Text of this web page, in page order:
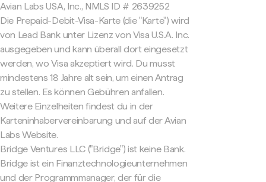
Avian Labs USA, Inc., NMLS ID # 2639252
Die Prepaid-Debit-Visa-Karte (die "Karte") wird
von Lead Bank unter Lizenz von Visa U.S.A. Inc.
ausgegeben und kann überall dort eingesetzt
werden, wo Visa akzeptiert wird. Du musst
mindestens 18 Jahre alt sein, um einen Antrag
zu stellen. Es können Gebühren anfallen.
Weitere Einzelheiten findest du in der
Karteninhabervereinbarung und auf der Avian
Labs Website.
Bridge Ventures LLC ("Bridge") ist keine Bank.
Bridge ist ein Finanztechnologieunternehmen
und der Programmmanager, der für die